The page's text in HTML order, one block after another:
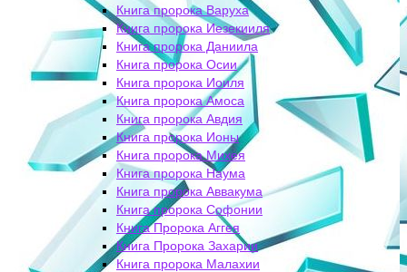
Книга пророка Варуха
Книга пророка Иезекииля
Книга пророка Даниила
Книга пророка Осии
Книга пророка Иоиля
Книга пророка Амоса
Книга пророка Авдия
Книга пророка Ионы
Книга пророка Михея
Книга пророка Наума
Книга пророка Аввакума
Книга пророка Софонии
Книга Пророка Аггея
Книга Пророка Захарии
Книга пророка Малахии